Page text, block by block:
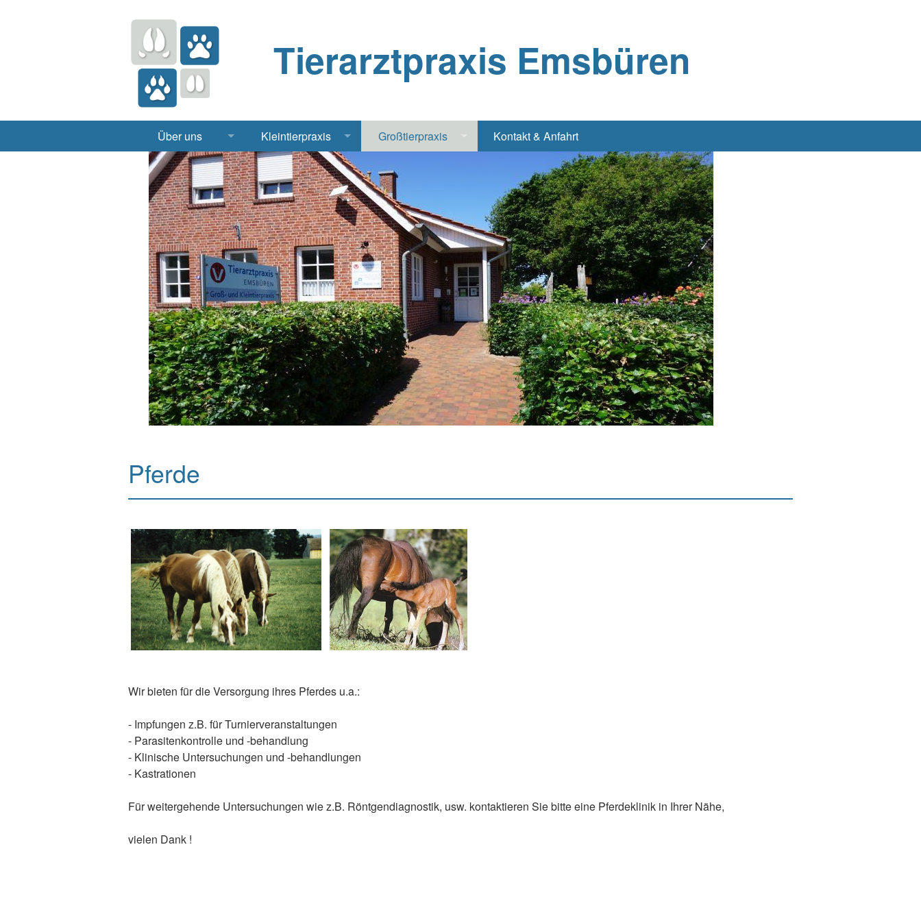
Tierarztpraxis Emsbüren
Über uns
Praxis
Apotheke
Labor
Notdienst
Jobs & Praktikum
Kleintierpraxis
Hund, Katze
Heimtiere
Röntgen Ultraschall Elektrochirurgie Narkose
Großtierpraxis
Bestandsbetreuung Schwein
Bestandsbetreuung Rind
Pferde
Geflügel, Tauben, Hühner
Kontakt & Anfahrt
Pferde
Wir bieten für die Versorgung ihres Pferdes u.a.:
- Impfungen z.B. für Turnierveranstaltungen
- Parasitenkontrolle und -behandlung
- Klinische Untersuchungen und -behandlungen
- Kastrationen
Für weitergehende Untersuchungen wie z.B. Röntgendiagnostik, usw. kontaktieren Sie bitte eine Pferdeklinik in Ihrer Nähe,
vielen Dank !